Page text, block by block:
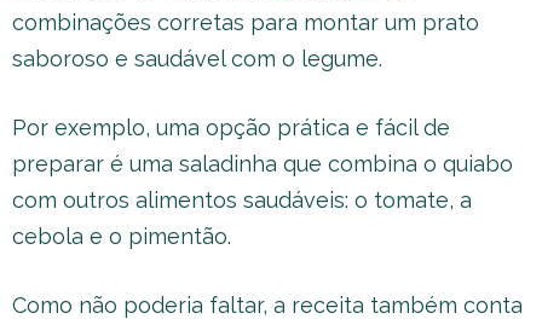
combinações corretas para montar um prato
saboroso e saudável com o legume.
Por exemplo, uma opção prática e fácil de
preparar é uma saladinha que combina o quiabo
com outros alimentos saudáveis: o tomate, a
cebola e o pimentão.
Como não poderia faltar, a receita também conta